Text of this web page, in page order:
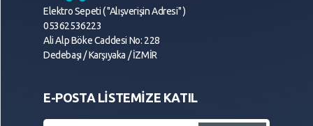
Elektro Sepeti ( "Alışverişin Adresi" )
05362536223
Ali Alp Böke Caddesi No: 228
Dedebaşı / Karşıyaka / İZMİR
E-POSTA LİSTEMİZE KATIL